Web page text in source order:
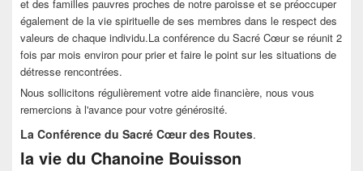
et des familles pauvres proches de notre paroisse et se préoccuper
également de la vie spirituelle de ses membres dans le respect des
valeurs de chaque individu.La conférence du Sacré Cœur se réunit 2
fois par mois environ pour prier et faire le point sur les situations de
détresse rencontrées.
Nous sollicitons régulièrement votre aide financière, nous vous
remercions à l'avance pour votre générosité.
La Conférence du Sacré Cœur des Routes.
la vie du Chanoine Bouisson